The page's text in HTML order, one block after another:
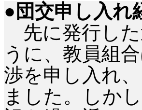
●団交申し入れ
先に発行した
うに、教員組
渉を申し入れ
ました。しか